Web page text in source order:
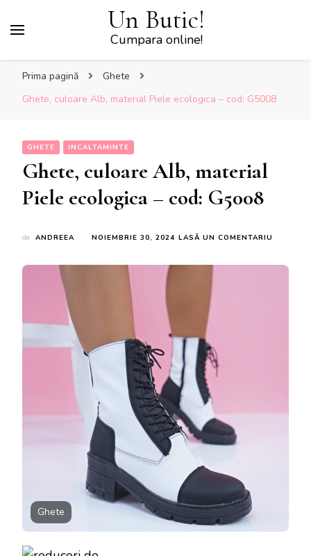
Un Butic!
Cumpara online!
Prima pagină
Ghete
Ghete, culoare Alb, material Piele ecologica – cod: G5008
GHETE INCALTAMINTE
Ghete, culoare Alb, material
Piele ecologica – cod: G5008
de ANDREEA NOIEMBRIE 30, 2024 LASĂ UN COMENTARIU
Ghete